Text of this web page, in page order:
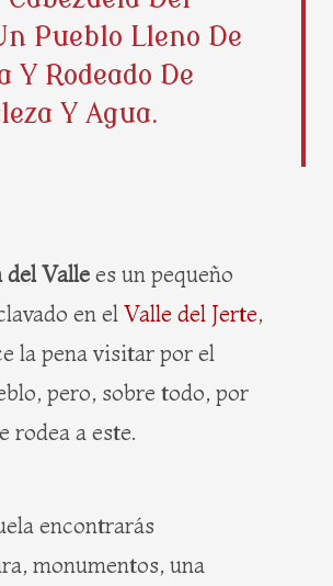
k
i
t
t
e
e
r
e
t
a
g
r
Pueblo Lleno De
Y Rodeado De
Y Agua.
del Vallees un pequeño
en el Valle del Jerte,
la pena visitar por el
pero, sobre todo, por
rodea a este.
encontrarás
monumentos, una